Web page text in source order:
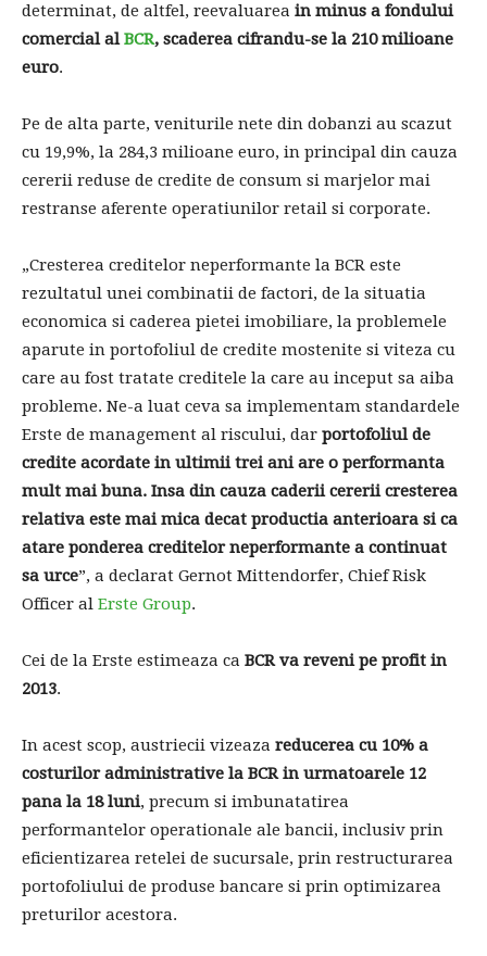
determinat, de altfel, reevaluarea in minus a fondului
comercial alBCR, scaderea cifrandu-se la 210 milioane
euro.
Pe de alta parte, veniturile nete din dobanzi au scazut
cu 19,9%, la 284,3 milioane euro, in principal din cauza
cererii reduse de credite de consum si marjelor mai
restranse aferente operatiunilor retail si corporate.
„Cresterea creditelor neperformante la BCR este
rezultatul unei combinatii de factori, de la situatia
economica si caderea pietei imobiliare, la problemele
aparute in portofoliul de credite mostenite si viteza cu
care au fost tratate creditele la care au inceput sa aiba
probleme. Ne-a luat ceva sa implementam standardele
Erste de management al riscului, dar portofoliul de
credite acordate in ultimii trei ani are o performanta
mult mai buna. Insa din cauza caderii cererii cresterea
relativa este mai mica decat productia anterioara si ca
atare ponderea creditelor neperformante a continuat
sa urce”, a declarat Gernot Mittendorfer, Chief Risk
Officer al Erste Group.
Cei de la Erste estimeaza ca BCR va reveni pe profit in
2013.
In acest scop, austriecii vizeaza reducerea cu 10% a
costurilor administrative la BCR in urmatoarele 12
pana la 18 luni, precum si imbunatatirea
performantelor operationale ale bancii, inclusiv prin
eficientizarea retelei de sucursale, prin restructurarea
portofoliului de produse bancare si prin optimizarea
preturilor acestora.